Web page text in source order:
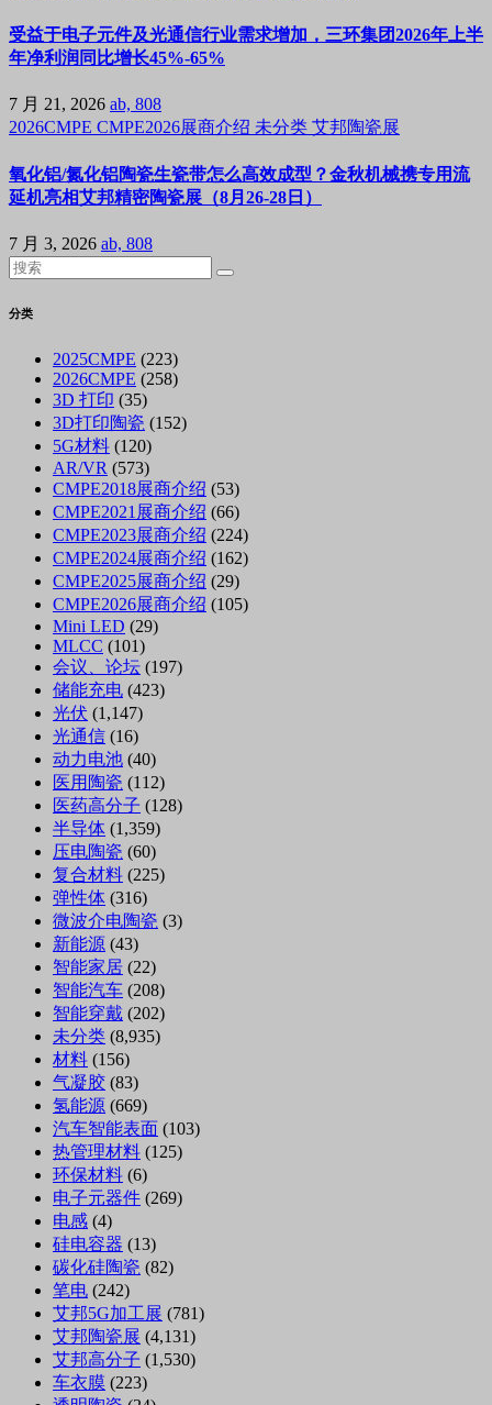
受益于电子元件及光通信行业需求增加，三环集团2026年上半
年净利润同比增长45%-65%
7 月 21, 2026 ab, 808
2026CMPE CMPE2026展商介绍 未分类 艾邦陶瓷展
氧化铝/氮化铝陶瓷生瓷带怎么高效成型？金秋机械携专用流
延机亮相艾邦精密陶瓷展（8月26-28日）
7 月 3, 2026 ab, 808
分类
2025CMPE (223)
2026CMPE (258)
3D 打印 (35)
3D打印陶瓷 (152)
5G材料 (120)
AR/VR (573)
CMPE2018展商介绍 (53)
CMPE2021展商介绍 (66)
CMPE2023展商介绍 (224)
CMPE2024展商介绍 (162)
CMPE2025展商介绍 (29)
CMPE2026展商介绍 (105)
Mini LED (29)
MLCC (101)
会议、论坛 (197)
储能充电 (423)
光伏 (1,147)
光通信 (16)
动力电池 (40)
医用陶瓷 (112)
医药高分子 (128)
半导体 (1,359)
压电陶瓷 (60)
复合材料 (225)
弹性体 (316)
微波介电陶瓷 (3)
新能源 (43)
智能家居 (22)
智能汽车 (208)
智能穿戴 (202)
未分类 (8,935)
材料 (156)
气凝胶 (83)
氢能源 (669)
汽车智能表面 (103)
热管理材料 (125)
环保材料 (6)
电子元器件 (269)
电感 (4)
硅电容器 (13)
碳化硅陶瓷 (82)
笔电 (242)
艾邦5G加工展 (781)
艾邦陶瓷展 (4,131)
艾邦高分子 (1,530)
车衣膜 (223)